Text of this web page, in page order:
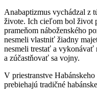
Anabaptizmus vychádzal z
živote. Ich cieľom bol život
prameňom náboženského
nesmeli vlastniť žiadny
nesmeli trestať a vykonávať
a zúčastňovať sa vojny.
V priestranstve
prebiehajú tradičné